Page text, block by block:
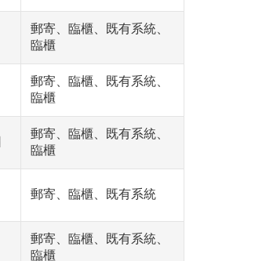
郵寄、臨櫃、既有系統、
臨櫃
郵寄、臨櫃、既有系統、
臨櫃
郵寄、臨櫃、既有系統、
臨櫃
郵寄、臨櫃、既有系統
郵寄、臨櫃、既有系統、
臨櫃